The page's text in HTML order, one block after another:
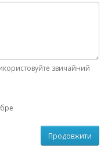
звичайний
Продовжити